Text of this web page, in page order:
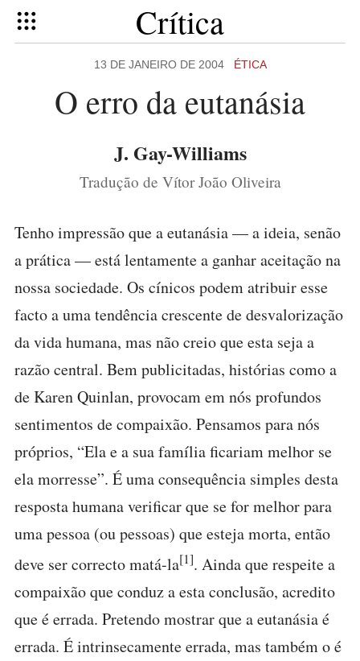
Crítica
13 DE JANEIRO DE 2004 ÉTICA
O erro da eutanásia
J. Gay-Williams
Tradução de Vítor João Oliveira
Tenho impressão que a eutanásia — a ideia, senão
a prática — está lentamente a ganhar aceitação na
nossa sociedade. Os cínicos podem atribuir esse
facto a uma tendência crescente de desvalorização
da vida humana, mas não creio que esta seja a
razão central. Bem publicitadas, histórias como a
de Karen Quinlan, provocam em nós profundos
sentimentos de compaixão. Pensamos para nós
próprios, “Ela e a sua família ficariam melhor se
ela morresse”. É uma consequência simples desta
resposta humana verificar que se for melhor para
uma pessoa (ou pessoas) que esteja morta, então
deve ser correcto matá-la[1]. Ainda que respeite a
compaixão que conduz a esta conclusão, acredito
que é errada. Pretendo mostrar que a eutanásia é
errada. É intrinsecamente errada, mas também o é